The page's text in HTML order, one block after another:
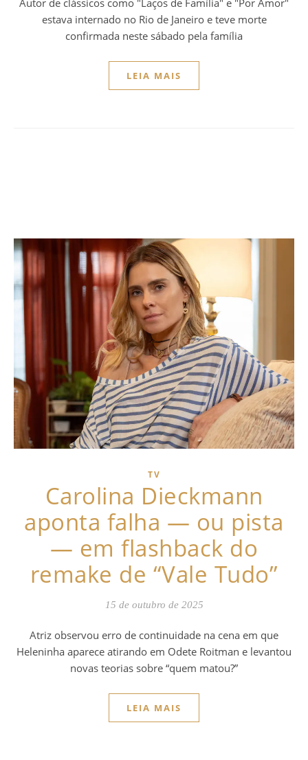
Autor de clássicos como "Laços de Família" e "Por Amor"
estava internado no Rio de Janeiro e teve morte
confirmada neste sábado pela família
LEIA MAIS
TV
Carolina Dieckmann
aponta falha — ou pista
— em flashback do
remake de “Vale Tudo”
15 de outubro de 2025
Atriz observou erro de continuidade na cena em que
Heleninha aparece atirando em Odete Roitman e levantou
novas teorias sobre “quem matou?”
LEIA MAIS